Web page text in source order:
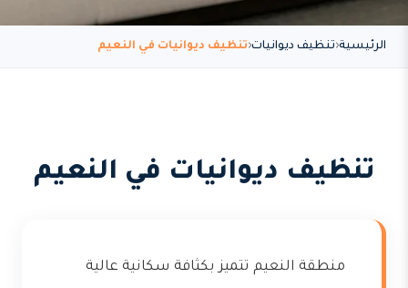
الرئيسية تنظيف ديوانيات تنظيف ديوانيات في النعيم
تنظيف ديوانيات في النعيم
منطقة النعيم تتميز بكثافة سكانية عالية